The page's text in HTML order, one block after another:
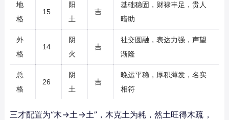
地
格
15
阳
土
吉
基础稳固，财禄丰足，贵人
暗助
外
格
14
阴
火
吉
社交圆融，表达力强，声望
渐隆
总
格
26
阴
土
吉
晚运平稳，厚积薄发，名实
相符
三才配置为“木→土→土”，木克土为耗，然土旺得木疏，